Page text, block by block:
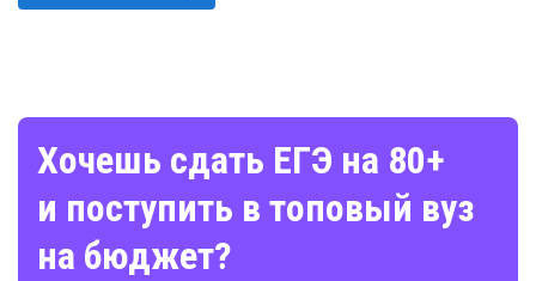
Хочешь сдать ЕГЭ на 80+
и поступить в топовый вуз
на бюджет?